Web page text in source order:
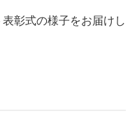
彰式の様子をお届けし